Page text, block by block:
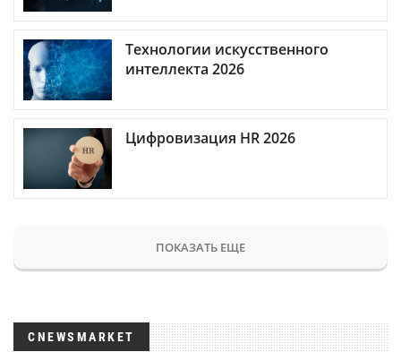
Технологии искусственного
интеллекта 2026
Цифровизация HR 2026
ПОКАЗАТЬ ЕЩЕ
CNEWSMARKET